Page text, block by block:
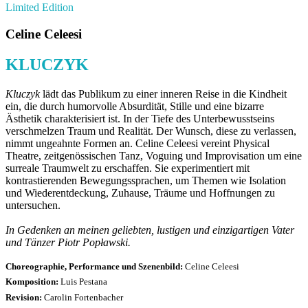
Limited Edition
Celine Celeesi
KLUCZYK
Kluczyklädt das Publikum zu einer inneren Reise in die Kindheit
ein, die durch humorvolle Absurdität, Stille und eine bizarre
Ästhetik charakterisiert ist. In der Tiefe des Unterbewusstseins
verschmelzen Traum und Realität. Der Wunsch, diese zu verlassen,
nimmt ungeahnte Formen an. Celine Celeesi vereint Physical
Theatre, zeitgenössischen Tanz, Voguing und Improvisation um eine
surreale Traumwelt zu erschaffen. Sie experimentiert mit
kontrastierenden Bewegungssprachen, um Themen wie Isolation
und Wiederentdeckung, Zuhause, Träume und Hoffnungen zu
untersuchen.
In Gedenken an meinen geliebten, lustigen und einzigartigen Vater
und Tänzer Piotr Popławski.
Choreographie, Performance und Szenenbild: Celine Celeesi
Komposition: Luis Pestana
Revision: Carolin Fortenbacher